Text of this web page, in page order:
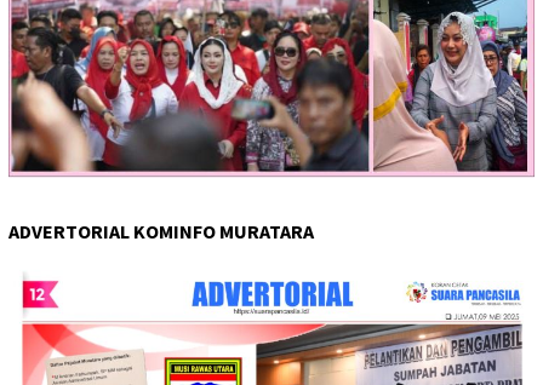
ADVERTORIAL KOMINFO MURATARA